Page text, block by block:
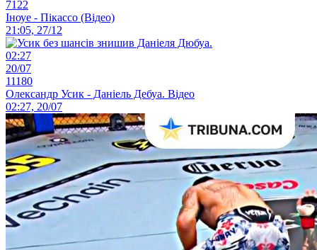
7122
Іноуе - Пікассо (Відео)
21:05, 27/12
02:27
20/07
11180
Олександр Усик - Даніель Дебуа. Відео
02:27, 20/07